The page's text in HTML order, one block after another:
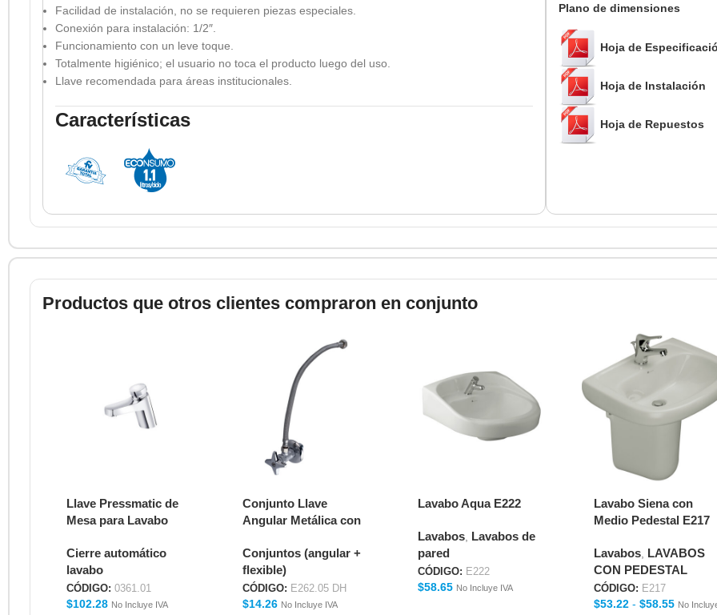
Facilidad de instalación, no se requieren piezas especiales.
Conexión para instalación: 1/2″.
Funcionamiento con un leve toque.
Totalmente higiénico; el usuario no toca el producto luego del uso.
Llave recomendada para áreas institucionales.
Características
Plano de dimensiones
Hoja de
Hoja de Instalación
Hoja de Repuestos
Productos que otros clientes compraron en conjunto
Llave Pressmatic de
Mesa para Lavabo
Cierre automático
lavabo
CÓDIGO: 0361.01
$102.28 No Incluye IVA
Conjunto Llave
Angular Metálica con
para Lavabo E262.05
DH
Conjuntos (angular +
flexible)
CÓDIGO: E262.05 DH
$14.26 No Incluye IVA
Lavabo Aqua E222
Lavabos, Lavabos de
pared
CÓDIGO: E222
$58.65 No Incluye IVA
Lavabo Siena con
Medio Pedestal E217
Lavabos, LAVABOS
CON PEDESTAL
CÓDIGO: E217
$53.22 - $58.55 No